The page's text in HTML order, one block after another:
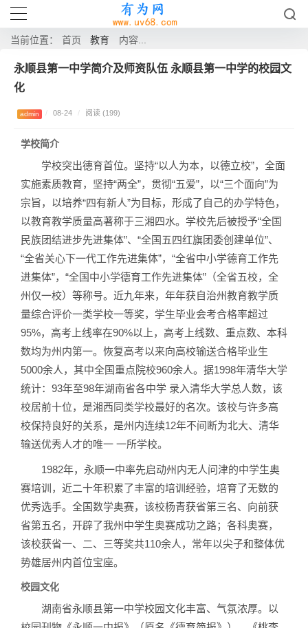
当前位置： 首页 教育 内容...
永顺县第一中学简介及师资队伍 永顺县第一中学的校园文
化
admin / 08-24 / 阅读 (199)
学校简介
学校突出德育首位。坚持“以人为本，以德立校”，全面
实施素质教育，坚持“两全”，贯彻“五爱”，以“三个面向”为
宗旨，以培养“四有新人”为目标，形成了自己的办学特色，
以教育教学质量高著称于三湘四水。学校先后被授予“全国
民族团结进步先进集体”、“全国五四红旗团委创建单位”、
“全省关心下一代工作先进集体”，“全省中小学德育工作先
进集体”，“全国中小学德育工作先进集体”（全省五校，全
州仅一校）等称号。近九年来，年年获自治州教育教学质
量综合评价一类学校一等奖，学生毕业会考合格率超过
95%，高考上线率在90%以上，高考上线数、重点数、本科
数均为州内第一。恢复高考以来向高校输送合格毕业生
5000余人，其中全国重点院校960余人。据1998年清华大学
统计：93年至98年湖南省各中学 录入清华大学总人数，该
校居前十位，是湘西同类学校最好的名次。该校与许多高
校保持良好的关系，是州内连续12年不间断为北大、清华
输送优秀人才的唯一 一所学校。
1982年，永顺一中率先启动州内无人问津的中学生奥
赛培训，近二十年积累了丰富的培训经验，培育了无数的
优秀选手。全国数学奥赛，该校杨青获省第三名、向前获
省第五名，开辟了我州中学生奥赛成功之路；各科奥赛，
该校获省一、二、三等奖共110余人，常年以尖子和整体优
势雄居州内首位宝座。
校园文化
湖南省永顺县第一中学校园文化丰富、气氛浓厚。以